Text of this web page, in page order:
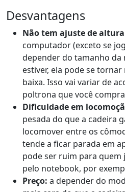
Desvantagens
Não tem ajuste de
computador (exceto se
depender do tamanho da
estiver, ela pode se
baixa. Isso vai variar de
poltrona que você
Dificuldade em
pesada do que a cadeira
locomover entre os
tende a ficar parada em
pode ser ruim para
pelo notebook, por
Preço: a depender do